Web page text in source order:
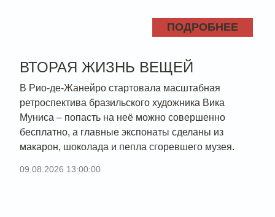
ПОДРОБНЕЕ
ВТОРАЯ ЖИЗНЬ ВЕЩЕЙ
В Рио-де-Жанейро стартовала масштабная
ретроспектива бразильского художника Вика
Муниса – попасть на неё можно совершенно
бесплатно, а главные экспонаты сделаны из
макарон, шоколада и пепла сгоревшего музея.
09.08.2026 13:00:00